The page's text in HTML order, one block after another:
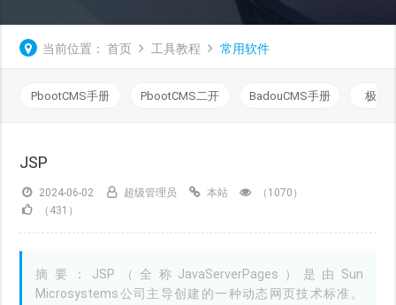
当前位置： 首页 工具教程 常用软件
PbootCMS手册 PbootCMS二开 BadouCMS手册 极致
JSP
2024-06-02 超级管理员 本站
（1070）
（431）
摘要：JSP（全称JavaServerPages）是由Sun
Microsystems公司主导创建的一种动态网页技术标准。